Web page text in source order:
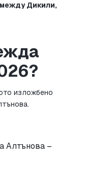
между Дикили,
изложбено
Алтънова –